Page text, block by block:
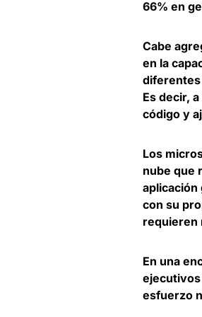
66% en
Cabe
en la
diferentes
Es decir,
código y
Los
nube que
aplicación
con su
requieren
En una
esfuerzo